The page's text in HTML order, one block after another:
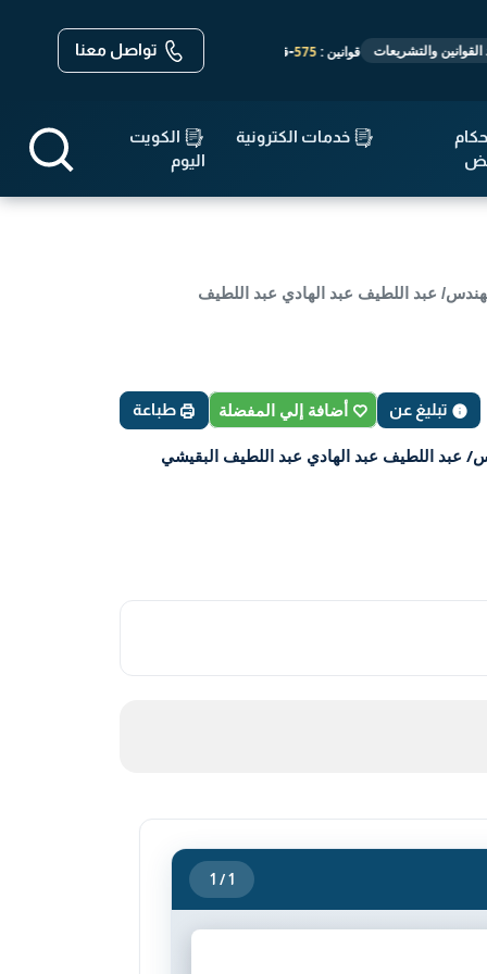
قوانين :575
-قرارات :14,699
-مواثيق واتفاقيات : 19
-الأحكام :143,640
تواصل معنا
خدمات الكترونية
الكويت
اليوم
المهندس/ عبد اللطيف عبد الهادي عبد اللطيف
تبليغ عن أضافة إلي المفضلة طباعة
عبد اللطيف عبد الهادي عبد اللطيف البقيشي
1 / 1